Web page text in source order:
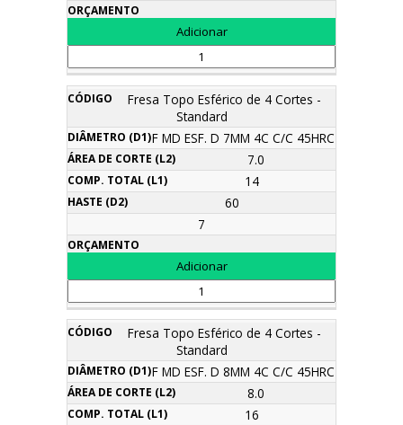
Fresa Topo Esférico de 4 Cortes -
Standard
F MD ESF. D 7MM 4C C/C 45HRC
7.0
14
60
7
Fresa Topo Esférico de 4 Cortes -
Standard
F MD ESF. D 8MM 4C C/C 45HRC
8.0
16